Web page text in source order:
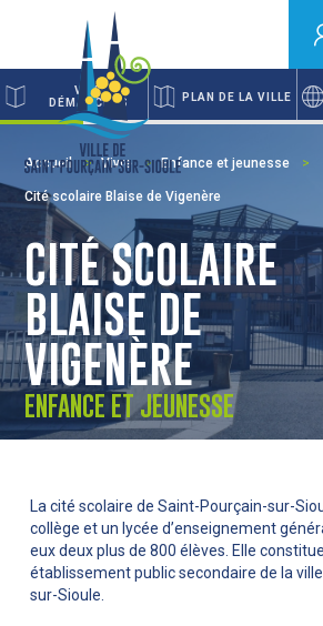
VOS
DÉMARCHES
PLAN DE LA VILLE
Accueil Vivre Enfance et jeunesse
Cité scolaire Blaise de Vigenère
CITÉ SCOLAIRE
BLAISE DE
VIGENÈRE
ENFANCE ET JEUNESSE
La cité scolaire de Saint-Pourçain-sur-
collège et un lycée d’enseignement
eux deux plus de 800 élèves. Elle
établissement public secondaire de la
sur-Sioule.